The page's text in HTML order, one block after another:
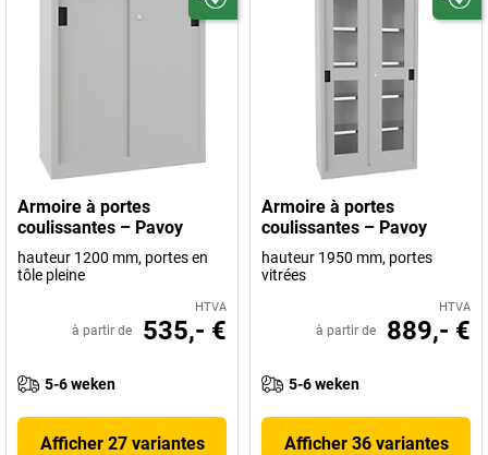
Armoire à portes
coulissantes – Pavoy
hauteur 1200 mm, portes en
tôle pleine
HTVA
à partir de 535,- €
5-6 weken
Afficher 27 variantes
Armoire à portes
coulissantes – Pavoy
hauteur 1950 mm, portes
vitrées
HTVA
à partir de 889,- €
5-6 weken
Afficher 36 variantes